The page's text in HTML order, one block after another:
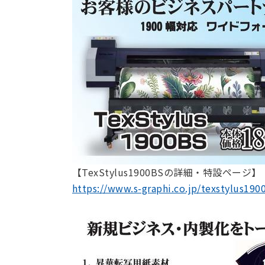
【TexStylus1900BSの詳細・特設ページ】
https://www.s-graphi.co.jp/